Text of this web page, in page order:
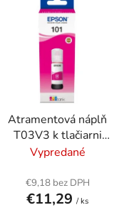
Atramentová náplň
T03V3 k tlačiarni
Ecotank L6190, EPSON
Vypredané
€9,18 bez DPH
€11,29 / ks